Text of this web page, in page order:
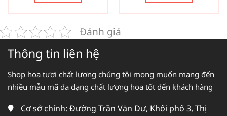
Đánh giá
Thông tin liên hệ
Shop hoa tươi chất lượng chúng tôi mong muốn mang đến
nhiều mẫu mã đa dạng chất lượng hoa tốt đến khách hàng
Cơ sở chính: Đường Trần Văn Dư, Khối phố 3, Thị